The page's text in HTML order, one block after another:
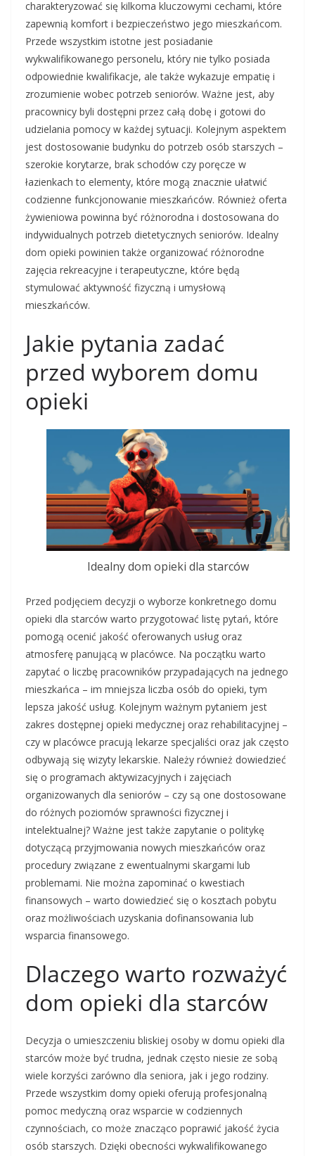
charakteryzować się kilkoma kluczowymi cechami, które
zapewnią komfort i bezpieczeństwo jego mieszkańcom.
Przede wszystkim istotne jest posiadanie
wykwalifikowanego personelu, który nie tylko posiada
odpowiednie kwalifikacje, ale także wykazuje empatię i
zrozumienie wobec potrzeb seniorów. Ważne jest, aby
pracownicy byli dostępni przez całą dobę i gotowi do
udzielania pomocy w każdej sytuacji. Kolejnym aspektem
jest dostosowanie budynku do potrzeb osób starszych –
szerokie korytarze, brak schodów czy poręcze w
łazienkach to elementy, które mogą znacznie ułatwić
codzienne funkcjonowanie mieszkańców. Również oferta
żywieniowa powinna być różnorodna i dostosowana do
indywidualnych potrzeb dietetycznych seniorów. Idealny
dom opieki powinien także organizować różnorodne
zajęcia rekreacyjne i terapeutyczne, które będą
stymulować aktywność fizyczną i umysłową
mieszkańców.
Jakie pytania zadać
przed wyborem domu
opieki
Idealny dom opieki dla starców
Przed podjęciem decyzji o wyborze konkretnego domu
opieki dla starców warto przygotować listę pytań, które
pomogą ocenić jakość oferowanych usług oraz
atmosferę panującą w placówce. Na początku warto
zapytać o liczbę pracowników przypadających na jednego
mieszkańca – im mniejsza liczba osób do opieki, tym
lepsza jakość usług. Kolejnym ważnym pytaniem jest
zakres dostępnej opieki medycznej oraz rehabilitacyjnej –
czy w placówce pracują lekarze specjaliści oraz jak często
odbywają się wizyty lekarskie. Należy również dowiedzieć
się o programach aktywizacyjnych i zajęciach
organizowanych dla seniorów – czy są one dostosowane
do różnych poziomów sprawności fizycznej i
intelektualnej? Ważne jest także zapytanie o politykę
dotyczącą przyjmowania nowych mieszkańców oraz
procedury związane z ewentualnymi skargami lub
problemami. Nie można zapominać o kwestiach
finansowych – warto dowiedzieć się o kosztach pobytu
oraz możliwościach uzyskania dofinansowania lub
wsparcia finansowego.
Dlaczego warto rozważyć
dom opieki dla starców
Decyzja o umieszczeniu bliskiej osoby w domu opieki dla
starców może być trudna, jednak często niesie ze sobą
wiele korzyści zarówno dla seniora, jak i jego rodziny.
Przede wszystkim domy opieki oferują profesjonalną
pomoc medyczną oraz wsparcie w codziennych
czynnościach, co może znacząco poprawić jakość życia
osób starszych. Dzięki obecności wykwalifikowanego